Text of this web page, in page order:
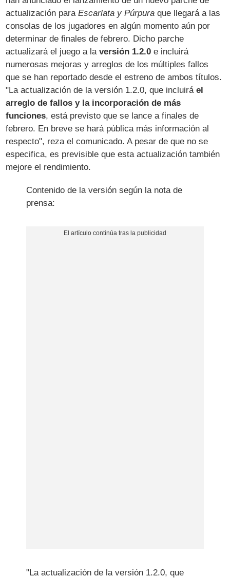
actualización paraEscarlata y Púrpura que llegará a las
consolas de los jugadores en algún momento aún por
determinar de finales de febrero. Dicho parche
actualizará el juego a laversión 1.2.0 e incluirá
numerosas mejoras y arreglos de los múltiples fallos
que se han reportado desde el estreno de ambos títulos.
"La actualización de la versión 1.2.0, que incluiráel
arreglo de fallos y la incorporación de más
funciones, está previsto que se lance a finales de
febrero. En breve se hará pública más información al
respecto", reza el comunicado. A pesar de que no se
especifica, es previsible que esta actualización también
mejore el rendimiento.
Contenido de la versión según la nota de
prensa:
"La actualización de la versión 1.2.0, que